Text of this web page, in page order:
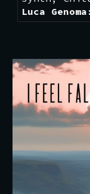
Luca Genoma